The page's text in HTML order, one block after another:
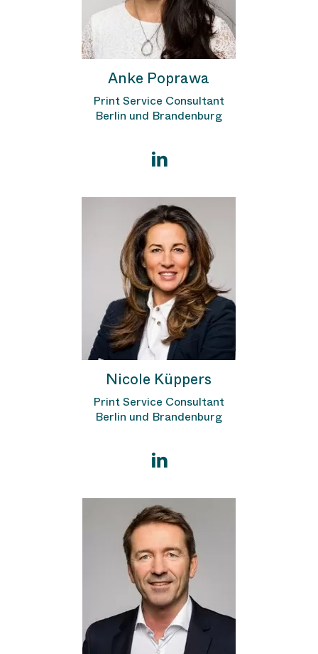
Anke Poprawa
Print Service Consultant
Berlin und Brandenburg
Nicole Küppers
Print Service Consultant
Berlin und Brandenburg